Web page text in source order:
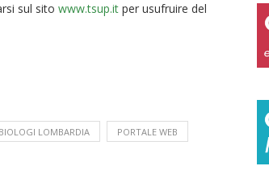
sul sito www.tsup.it per usufruire del
LOMBARDIA PORTALE WEB